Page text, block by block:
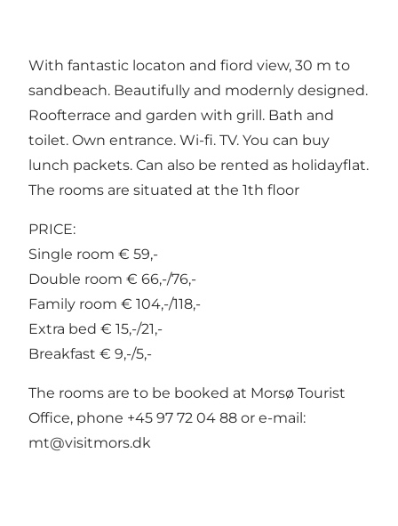
With fantastic locaton and fiord view, 30 m to
sandbeach. Beautifully and modernly designed.
Roofterrace and garden with grill. Bath and
toilet. Own entrance. Wi-fi. TV. You can buy
lunch packets. Can also be rented as holidayflat.
The rooms are situated at the 1th floor
PRICE:
Single room € 59,-
Double room € 66,-/76,-
Family room € 104,-/118,-
Extra bed € 15,-/21,-
Breakfast € 9,-/5,-
The rooms are to be booked at Morsø Tourist
Office, phone +45 97 72 04 88 or e-mail:
mt@visitmors.dk